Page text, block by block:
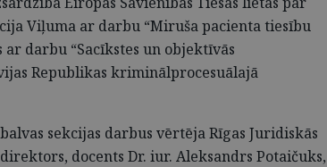
Viļuma ar darbu “Miruša pacienta tiesību
darbu “Sacīkstes un objektīvās
Republikas kriminālprocesuālajā
sekcijas darbus vērtēja Rīgas Juridiskās
docents Dr. iur. Aleksandrs Potaičuks,